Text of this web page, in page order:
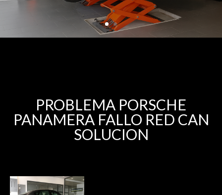
PROBLEMA PORSCHE
PANAMERA FALLO RED CAN
SOLUCION